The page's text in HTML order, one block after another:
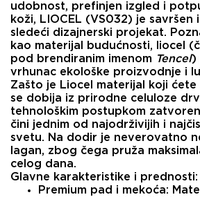
udobnost, prefinjen izgled i
koži, LIOCEL (VS032) je savršen
sledeći dizajnerski projekat.
kao materijal budućnosti, liocel
pod brendiranim imenom Tencel)
vrhunac ekološke proizvodnje i
Zašto je Liocel materijal koji
se dobija iz prirodne celuloze
tehnološkim postupkom
čini jednim od najodrživijih i
svetu. Na dodir je neverovatno
lagan, zbog čega pruža
celog dana.
Glavne karakteristike i prednosti:
Premium pad i mekoća: